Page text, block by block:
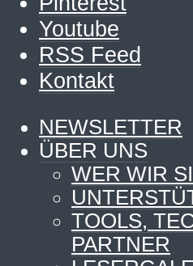
Youtube
RSS Feed
Kontakt
NEWSLETTER
ÜBER UNS
WER WIR
TOOLS,
PARTNER